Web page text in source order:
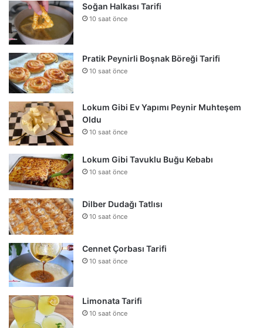
Soğan Halkası Tarifi
10 saat önce
Pratik Peynirli Boşnak Böreği Tarifi
10 saat önce
Lokum Gibi Ev Yapımı Peynir Muhteşem
Oldu
10 saat önce
Lokum Gibi Tavuklu Buğu Kebabı
10 saat önce
Dilber Dudağı Tatlısı
10 saat önce
Cennet Çorbası Tarifi
10 saat önce
Limonata Tarifi
10 saat önce